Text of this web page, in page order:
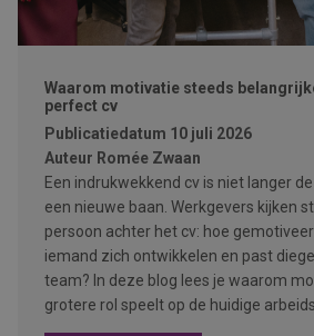
Waarom motivatie steeds
perfect cv
Publicatiedatum 10 juli 2026
Auteur Romée Zwaan
Een indrukwekkend cv is niet langer
een nieuwe baan. Werkgevers kijken
persoon achter het cv: hoe
iemand zich ontwikkelen en past
team? In deze blog lees je waarom
grotere rol speelt op de huidige